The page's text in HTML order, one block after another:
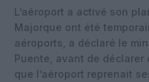
L’aéroport a activé son
Majorque ont été
aéroports, a déclaré le
Puente, avant de déclarer
que l’aéroport reprenait